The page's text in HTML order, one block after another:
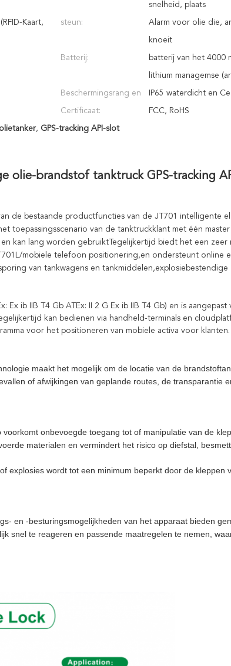
snelheid, plaats
Kaart, steun: Alarm voor olie die,
knoeit
Batterij: batterij van het 4000
lithium managemse
Beschermingsrang en
Certificaat:
IP65 waterdicht en
FCC, RoHS
, GPS-tracking API-slot
olie-brandstof tanktruck GPS-tracking
de bestaande productfuncties van de JT701 intelligente
toepassingsscenario van de tanktruckklant met één
kan lang worden gebruiktTegelijkertijd biedt het een zeer
mobiele telefoon positionering,en ondersteunt online
van tankwagens en tankmiddelen,explosiebestendige
ib IIB T4 Gb ATEx: II 2 G Ex ib IIB T4 Gb) en is aangepast
kan bedienen via handheld-terminals en
voor het positioneren van mobiele activa voor klanten.
maakt het mogelijk om de locatie van de
of afwijkingen van geplande routes, de transparantie
onbevoegde toegang tot of manipulatie van de
materialen en vermindert het risico op diefstal,
explosies wordt tot een minimum beperkt door de kleppen
en -besturingsmogelijkheden van het apparaat bieden
snel te reageren en passende maatregelen te nemen,